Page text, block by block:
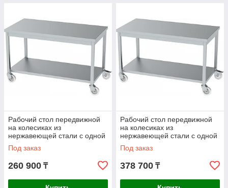
Рабочий стол передвижной
на колесиках из
нержавеющей стали с одной
полкой AISI 430
1500x600x850mm
Под заказ
260 900 ₸
Рабочий стол передвижной
на колесиках из
нержавеющей стали с одной
полкой AISI 304
1500x600x850mm
Под заказ
378 700 ₸